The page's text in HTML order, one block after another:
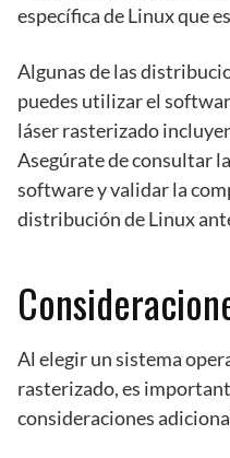
específica de Linux que
Algunas de las
puedes utilizar el
láser rasterizado
Asegúrate de consultar
software y validar la
distribución de Linux
Al elegir un sistema
rasterizado, es
consideraciones